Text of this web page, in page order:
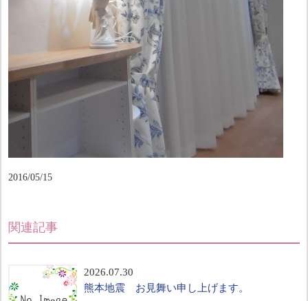
2016/05/15
関連記事
2026.07.30
熊本地震 お見舞い申し上げます。